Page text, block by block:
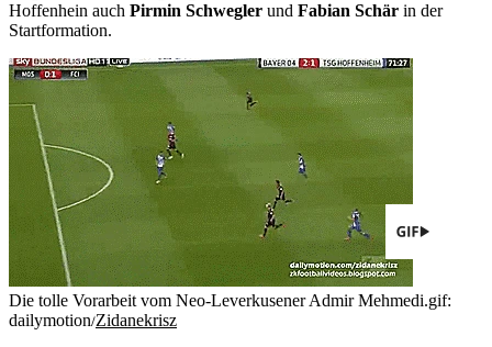
Hoffenhein auch Pirmin Schwegler und Fabian Schär in der
Startformation.
Die tolle Vorarbeit vom Neo-Leverkusener Admir Mehmedi.gif:
dailymotion/Zidanekrisz